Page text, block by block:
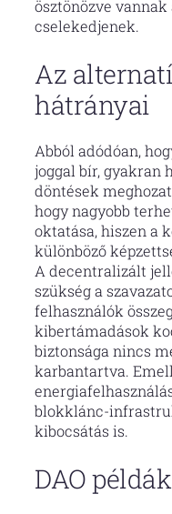
ösztönözve
cselekedjenek.
Az
hátrányai
Abból adódóan,
joggal bír, gyakran
döntések
hogy nagyobb
oktatása, hiszen a
különböző
A decentralizált
szükség a
felhasználók
kibertámadások
biztonsága nincs
karbantartva.
blokklánc-
kibocsátás is.
DAO példák